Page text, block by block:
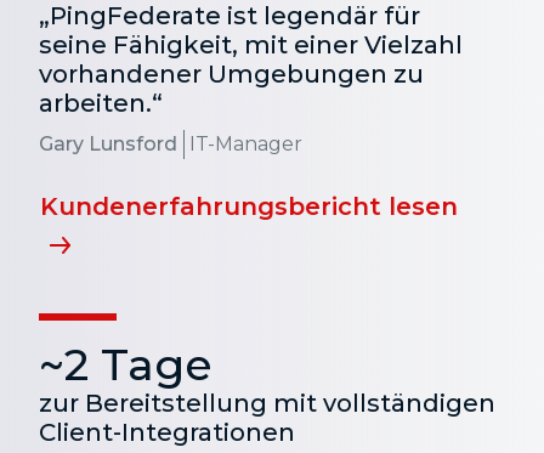
„PingFederate ist legendär für
seine Fähigkeit, mit einer Vielzahl
vorhandener Umgebungen zu
arbeiten.“
Gary Lunsford IT-Manager
Kundenerfahrungsbericht lesen
~2 Tage
zur Bereitstellung mit vollständigen
Client-Integrationen